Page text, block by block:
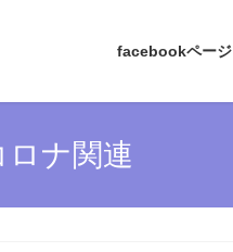
facebookページ
ロナ関連